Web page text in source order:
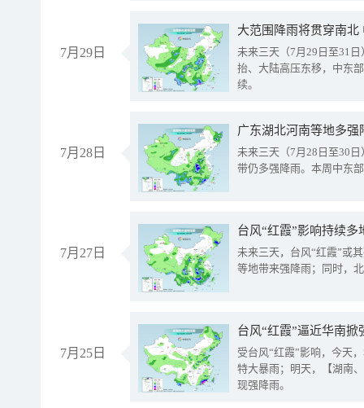
7月29日
大范围降雨将贯穿南
未来三天（7月29日至31
抬、大陆高压东移，中东
续。
7月28日
广东湖北河南等地多
未来三天（7月28日至30
带仍多强降雨。本周中东
7月27日
台风“红霞”影响持续
未来三天，台风“红霞”或
等地带来强降雨；同时，
7月25日
台风“红霞”逼近华南
受台风“红霞”影响，今天
特大暴雨；明天，【湖南
现强降雨。